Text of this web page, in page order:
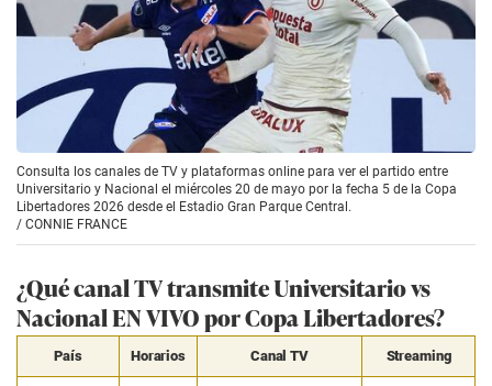
Consulta los canales de TV y plataformas online para ver el partido entre
Universitario y Nacional el miércoles 20 de mayo por la fecha 5 de la Copa
Libertadores 2026 desde el Estadio Gran Parque Central.
/ CONNIE FRANCE
¿Qué canal TV transmite Universitario vs
Nacional EN VIVO por Copa Libertadores?
País Horarios Canal TV Streaming